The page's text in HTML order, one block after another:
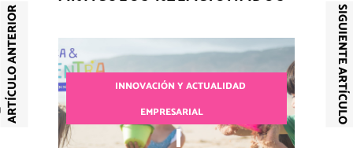
ARTÍCULO ANTERIOR SIGUIENTE ARTÍCULO
INNOVACIÓN Y ACTUALIDAD
EMPRESARIAL